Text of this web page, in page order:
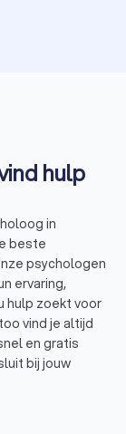
in
beste
psychologen
ervaring,
hulp zoekt voor
vind je altijd
en gratis
bij jouw